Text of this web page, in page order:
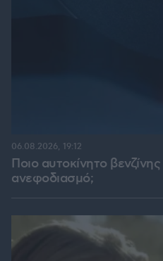
Ποιο αυτοκίνητο
ανεφοδιασμό;
06.08.2026, 19:12